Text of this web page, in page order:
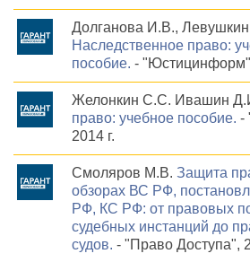
Долганова И.В.,
Наследственное право:
пособие. -
Желонкин С.С. Ивашин
право: учебное пособие. -
2014 г.
Смоляров М.В. Защита
обзорах ВС РФ,
РФ, КС РФ: от правовых
судебных инстанций до
судов. - "Право Доступа",